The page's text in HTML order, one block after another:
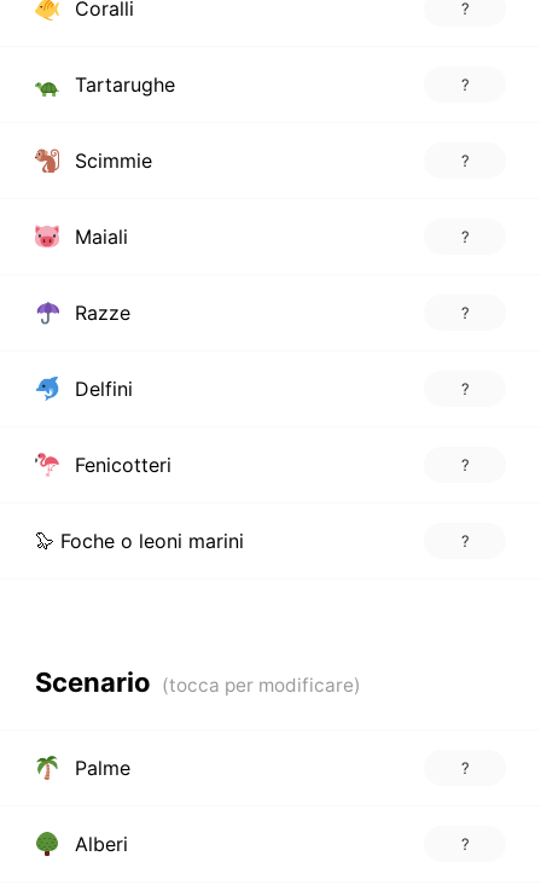
Coralli ?
Tartarughe ?
Scimmie ?
Maiali ?
Razze ?
Delfini ?
Fenicotteri ?
🦭 Foche o leoni marini ?
Scenario
Palme ?
Alberi ?